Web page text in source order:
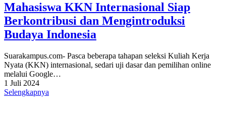
Mahasiswa KKN Internasional Siap
Berkontribusi dan Mengintroduksi
Budaya Indonesia
Suarakampus.com- Pasca beberapa tahapan seleksi Kuliah Kerja
Nyata (KKN) internasional, sedari uji dasar dan pemilihan online
melalui Google…
1 Juli 2024
Selengkapnya